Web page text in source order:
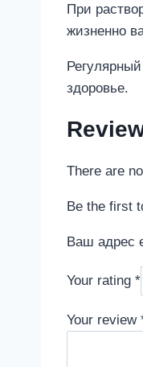
При
жизненно
здоровье.
There are
Be the first
Ваш адрес
Your rating *
Your review